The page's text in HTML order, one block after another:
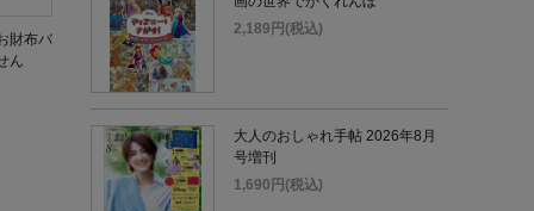
財布バ
ん
2,189円(税込)
大人のおしゃれ手帖 2026年8月
号増刊
1,690円(税込)